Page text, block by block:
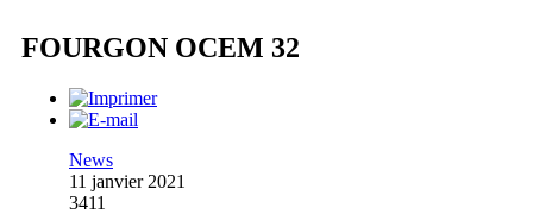
FOURGON OCEM 32
News
11 janvier 2021
3411